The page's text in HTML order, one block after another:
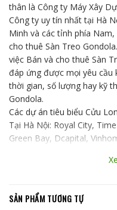
thân là Công ty Máy Xây
Công ty uy tín nhất tại Hà
Minh và các tỉnh phía
cho thuê Sàn Treo
việc Bán và cho thuê Sàn
đáp ứng được mọi yêu cầu
thời gian, số lượng hay kỹ
Gondola.
Các dự án tiêu biểu Cửu
Tại Hà Nội: Royal City,
Green Bay, Dcapital,
Tại Hồ Chí Minh: Trường
RIVERSIDE, Masteri An
Thông số kỹ thuật cơ bản:
SẢN PHẨM TƯƠNG TỰ